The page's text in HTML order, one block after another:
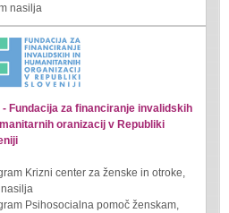
nasilja
- Fundacija za financiranje invalidskih
oranizacij v Republiki
Krizni center za ženske in otroke,
Psihosocialna pomoč ženskam,